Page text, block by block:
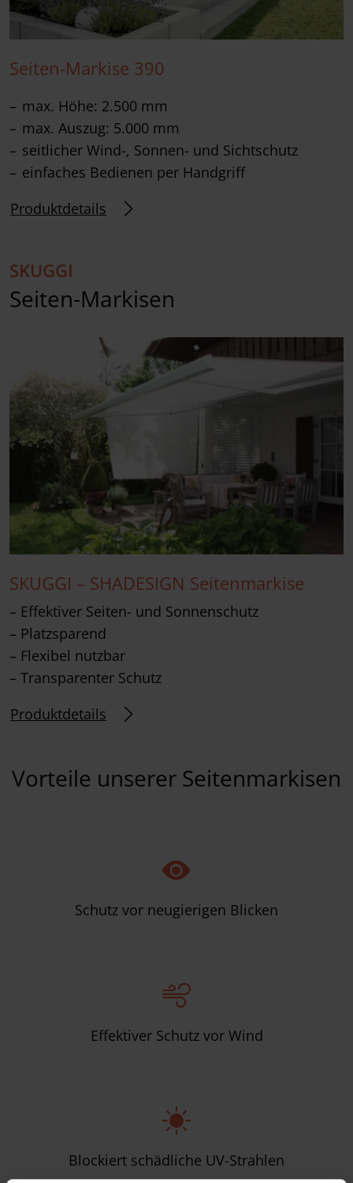
Seiten-Markise 390
max. Höhe: 2.500 mm
max. Auszug: 5.000 mm
seitlicher Wind-, Sonnen- und Sichtschutz
einfaches Bedienen per Handgriff
Produktdetails
SKUGGI
Seiten-Markisen
SKUGGI – SHADESIGN Seitenmarkise
– Effektiver Seiten- und Sonnenschutz
– Platzsparend
– Flexibel nutzbar
– Transparenter Schutz
Produktdetails
Vorteile unserer Seitenmarkisen
Schutz vor neugierigen Blicken
Effektiver Schutz vor Wind
Blockiert schädliche UV-Strahlen